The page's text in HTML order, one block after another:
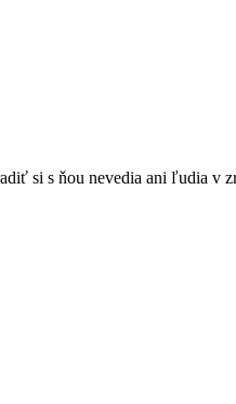
si s ňou nevedia ani ľudia v